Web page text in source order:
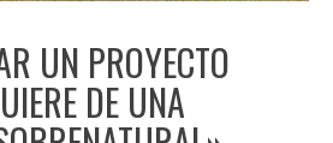
UN PROYECTO
DE UNA